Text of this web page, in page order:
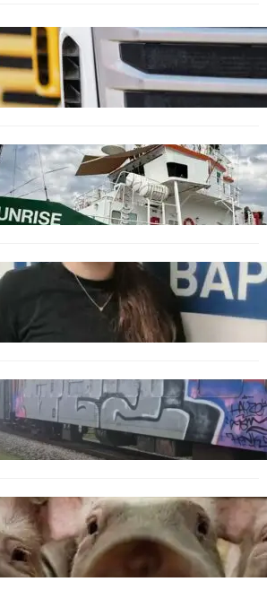
за камионите над 12
по ключови пътища през август
на „Грийнпийс“ пристигна във
с кампания за опазване на Черно
ученичка създаде интерактивна
за сигнали за проблеми с боклука
влак София – Варна блъсна и уби
гара Бутово
огнище на африканска
по свинете в стопанство край Варна